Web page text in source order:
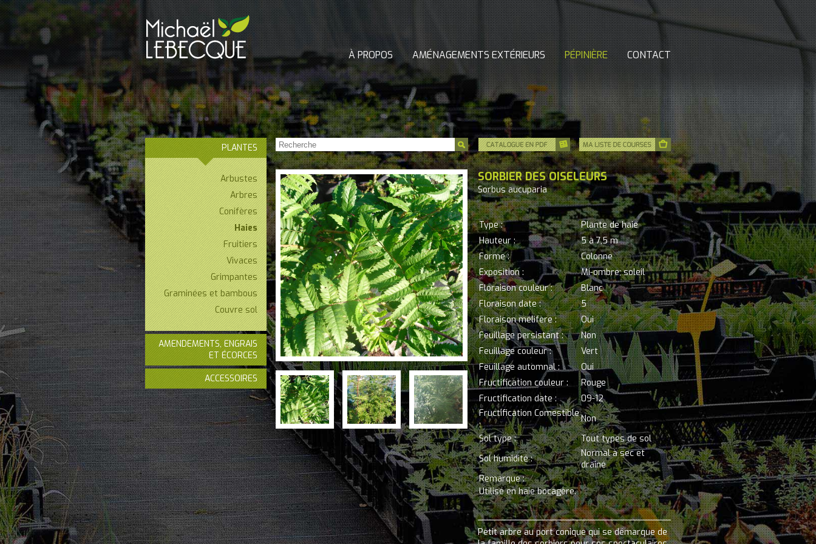
À PROPOS AMÉNAGEMENTS EXTÉRIEURS PÉPINIÈRE CONTACT
PLANTES
Arbustes
Arbres
Conifères
Haies
Fruitiers
Vivaces
Grimpantes
Graminées et bambous
Couvre sol
AMENDEMENTS, ENGRAIS
ET ÉCORCES
ACCESSOIRES
SORBIER DES OISELEURS
Sorbus aucuparia
Type :
Plante de haie
Hauteur :
5 à 7,5 m
Forme :
Colonne
Exposition :
Mi-ombre; soleil
Floraison couleur :
Blanc
Floraison date :
5
Floraison mélifère :
Oui
Feuillage persistant :
Non
Feuillage couleur :
Vert
Feuillage automnal :
Oui
Fructification couleur :
Rouge
Fructification date :
09-12
Fructification Comestible
:
Non
Sol type :
Tout types de sol
Sol humidité :
Normal à sec et
drainé
Remarque :
Utilisé en haie bocagère.
Petit arbre au port conique qui se démarque de